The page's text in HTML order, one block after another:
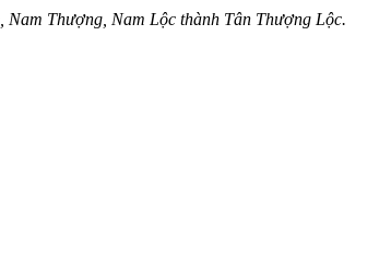
Thượng, Nam Lộc thành Tân Thượng Lộc.